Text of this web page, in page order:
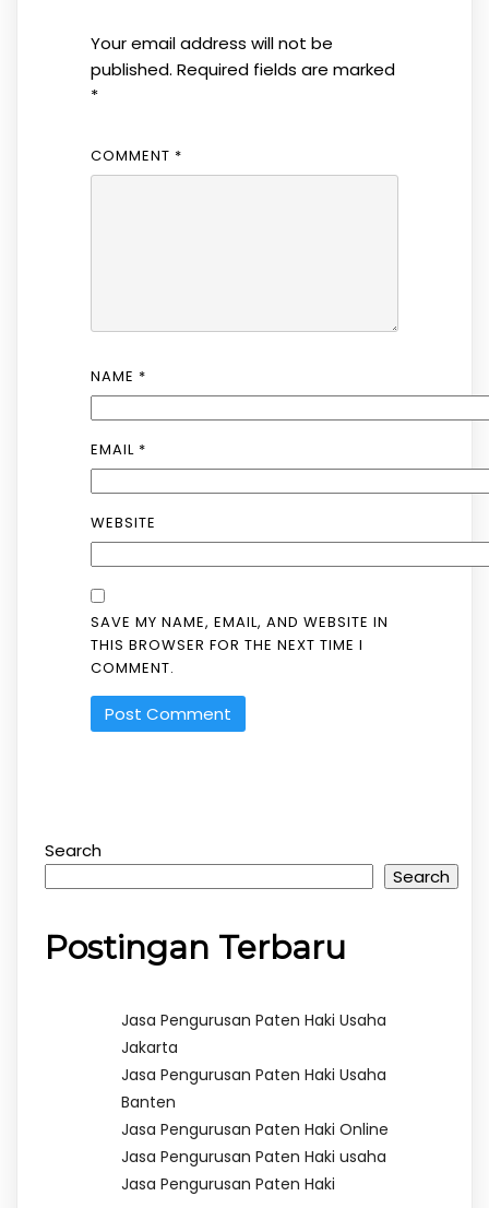
Your email address will not be
published. Required fields are marked
*
COMMENT *
NAME *
EMAIL *
WEBSITE
SAVE MY NAME, EMAIL, AND WEBSITE IN
THIS BROWSER FOR THE NEXT TIME I
COMMENT.
Search
Search
Postingan Terbaru
Jasa Pengurusan Paten Haki Usaha
Jakarta
Jasa Pengurusan Paten Haki Usaha
Banten
Jasa Pengurusan Paten Haki Online
Jasa Pengurusan Paten Haki usaha
Jasa Pengurusan Paten Haki